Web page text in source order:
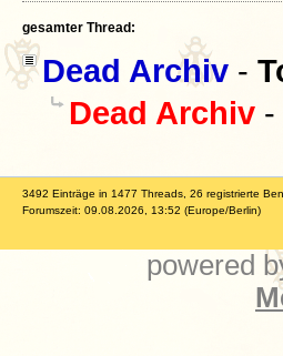
gesamter Thread:
Dead Archiv -
Dead Archiv -
3492 Einträge in 1477 Threads, 26 registrierte
Forumszeit: 09.08.2026, 13:52 (Europe/Berlin)
powered